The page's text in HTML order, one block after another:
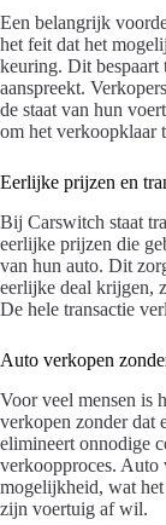
Een belangrijk
het feit dat het
keuring. Dit bespaart
aanspreekt.
de staat van hun
om het verkoopklaar
Eerlijke prijzen en
Bij Carswitch staat
eerlijke prijzen die
van hun auto. Dit
eerlijke deal krijgen,
De hele transactie
Auto verkopen
Voor veel mensen is
verkopen zonder dat
elimineert onnodige
verkoopproces. Auto
mogelijkheid, wat
zijn voertuig af wil.